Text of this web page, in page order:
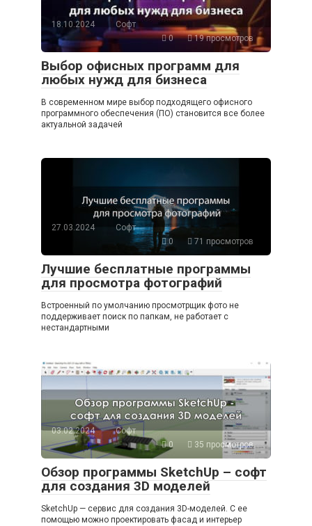
18.10.2024
Софт
0
19 просмотров
Выбор офисных программ для
любых нужд для бизнеса
В современном мире выбор подходящего офисного
программного обеспечения (ПО) становится все более
актуальной задачей
27.03.2024
Софт
0
71 просмотров
Лучшие бесплатные программы
для просмотра фотографий
Встроенный по умолчанию просмотрщик фото не
поддерживает поиск по папкам, не работает с
нестандартными
03.02.2024
Софт
0
35 просмотров
Обзор программы SketchUp – софт
для создания 3D моделей
SketchUp — сервис для создания 3D-моделей. С ее
помощью можно проектировать фасад и интерьер